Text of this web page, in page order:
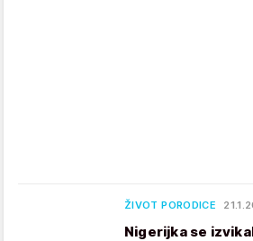
ŽIVOT PORODICE
Nigerijka se